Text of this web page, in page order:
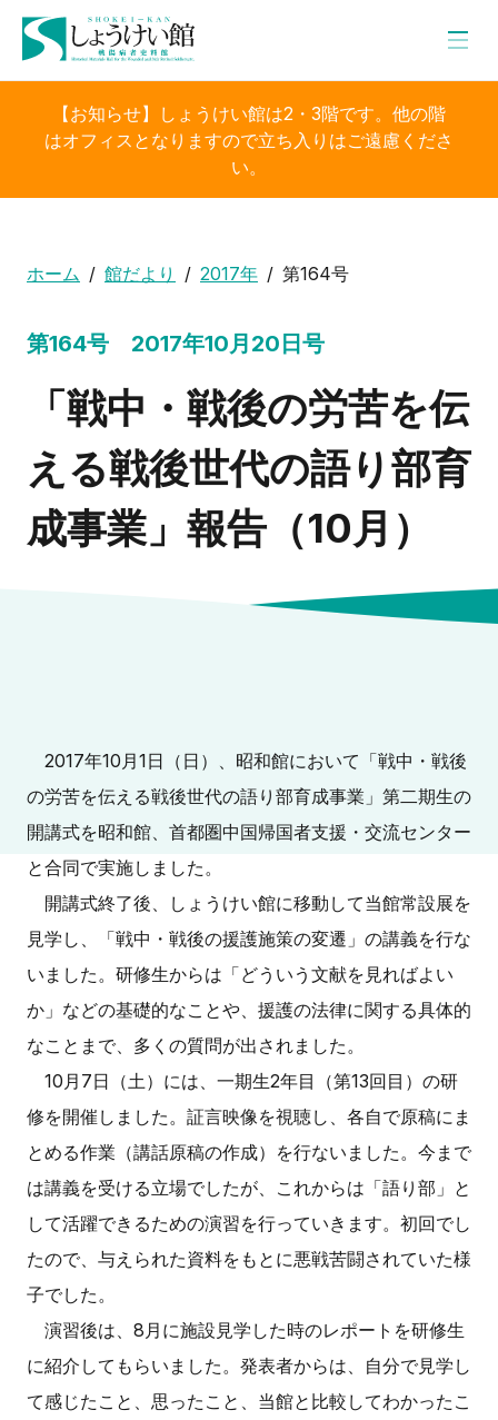
【お知らせ】しょうけい館は2・3階です。他の階
はオフィスとなりますので立ち入りはご遠慮くださ
い。
ホーム 館だより 2017年 第164号
第164号 2017年10月20日号
「戦中・戦後の労苦を伝
える戦後世代の語り部育
成事業」報告（10月）
2017年10月1日（日）、昭和館において「戦中・戦後
の労苦を伝える戦後世代の語り部育成事業」第二期生の
開講式を昭和館、首都圏中国帰国者支援・交流センター
と合同で実施しました。
開講式終了後、しょうけい館に移動して当館常設展を
見学し、「戦中・戦後の援護施策の変遷」の講義を行な
いました。研修生からは「どういう文献を見ればよい
か」などの基礎的なことや、援護の法律に関する具体的
なことまで、多くの質問が出されました。
10月7日（土）には、一期生2年目（第13回目）の研
修を開催しました。証言映像を視聴し、各自で原稿にま
とめる作業（講話原稿の作成）を行ないました。今まで
は講義を受ける立場でしたが、これからは「語り部」と
して活躍できるための演習を行っていきます。初回でし
たので、与えられた資料をもとに悪戦苦闘されていた様
子でした。
演習後は、8月に施設見学した時のレポートを研修生
に紹介してもらいました。発表者からは、自分で見学し
て感じたこと、思ったこと、当館と比較してわかったこ